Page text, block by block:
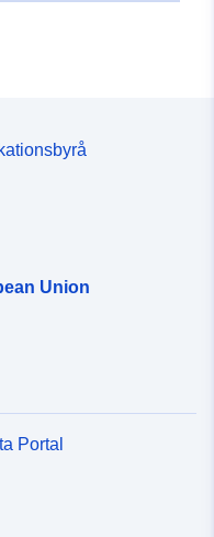
Union
Portal